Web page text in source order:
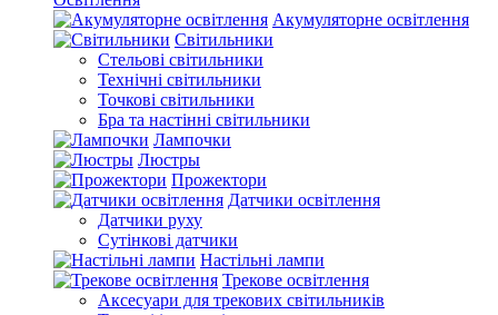
Акумуляторне освітлення
Світильники
Стельові світильники
Технічні світильники
Точкові світильники
Бра та настінні світильники
Лампочки
Люстры
Прожектори
Датчики освітлення
Датчики руху
Сутінкові датчики
Настільні лампи
Трекове освітлення
Аксесуари для трекових світильників